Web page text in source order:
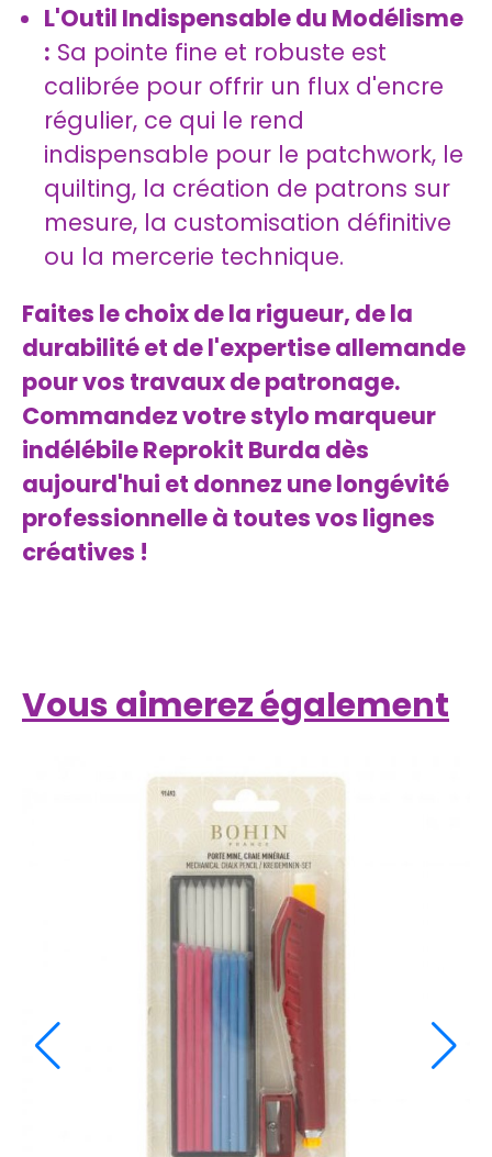
L'Outil Indispensable du Modélisme
: Sa pointe fine et robuste est
calibrée pour offrir un flux d'encre
régulier, ce qui le rend
indispensable pour le patchwork, le
quilting, la création de patrons sur
mesure, la customisation définitive
ou la mercerie technique.
Faites le choix de la rigueur, de la
durabilité et de l'expertise allemande
pour vos travaux de patronage.
Commandez votre stylo marqueur
indélébile Reprokit Burda dès
aujourd'hui et donnez une longévité
professionnelle à toutes vos lignes
créatives !
Vous aimerez également